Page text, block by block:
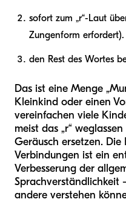
sofort zum „r“-Laut
Zungenform erfordert).
den Rest des Wortes
Das ist eine Menge
Kleinkind oder einen
vereinfachen viele
meist das „r“
Geräusch ersetzen. Die
Verbindungen ist ein
Verbesserung der
Sprachverständlichkeit
andere verstehen